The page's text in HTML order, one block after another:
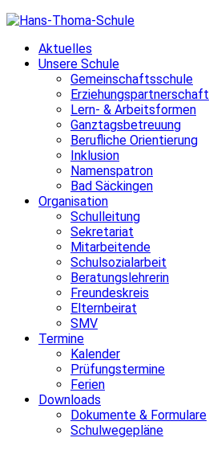
Skip
contentAktuelles
Unsere Schule
Gemeinschaftsschule
Erziehungspartnerschaft
Lern- & Arbeitsformen
Ganztagsbetreuung
Berufliche Orientierung
Inklusion
Namenspatron
Bad Säckingen
Organisation
Schulleitung
Sekretariat
Mitarbeitende
Schulsozialarbeit
Beratungslehrerin
Freundeskreis
Elternbeirat
SMV
Termine
Kalender
Prüfungstermine
Ferien
Downloads
Dokumente & Formulare
Schulwegepläne